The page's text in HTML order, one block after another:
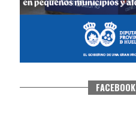
FACEBOOK